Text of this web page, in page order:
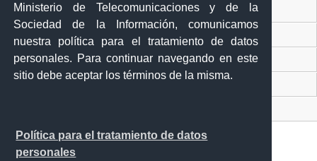
Ministerio de Telecomunicaciones y de la
Sociedad de la Información, comunicamos
nuestra política para el tratamiento de datos
personales. Para continuar navegando en este
sitio debe aceptar los términos de la misma.
Política para el tratamiento de datos
personales
Ventanilla Única Virtual
Ventanilla Única de Comercio Exterior
Gobierno Abierto